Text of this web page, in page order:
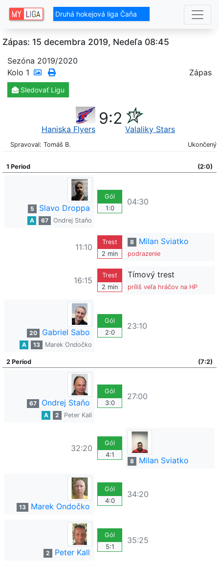
Druhá hokejová liga Čaňa
Zápas: 15 decembra 2019, Nedeľa 08:45
Sezóna 2019/2020
Kolo 1 Zápas
Sledovať Ligu
Haniska Flyers
9:2
Valaliky Stars
Spravoval: Tomáš B. Ukončený
1 Period (2:0)
5 Slavo Droppa
A 67 Ondrej Staňo
Gól
1:0
04:30
11:10
Trest
2 min
8 Milan Sviatko
podrazenie
16:15
Trest
2 min
Tímový trest
príliš veľa hráčov na HP
20 Gabriel Sabo
A 13 Marek Ondočko
Gól
2:0
23:10
2 Period (7:2)
67 Ondrej Staňo
A 2 Peter Kall
Gól
3:0
27:00
32:20
Gól
4:1
8
Milan Sviatko
13 Marek Ondočko
Gól
4:0
34:20
2 Peter Kall
Gól
5:1
35:25